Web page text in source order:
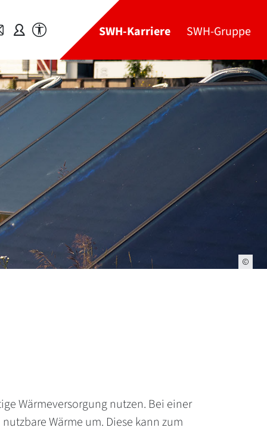
SWH-Karriere SWH-Gruppe
Wärmeversorgung nutzen. Bei einer
Wärme um. Diese kann zum